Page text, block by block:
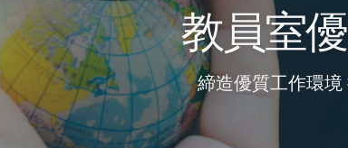
教員室
締造優質工作環